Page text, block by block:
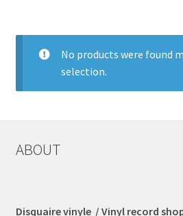
No products were found
selection.
ABOUT
Disquaire vinyle / Vinyl record